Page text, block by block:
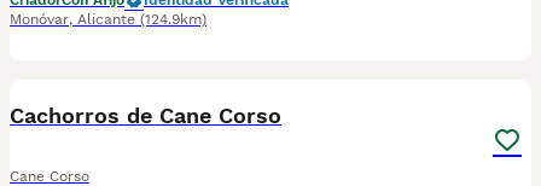
Monóvar, Alicante (124.9km)
Cachorros de Cane Corso
Cane Corso